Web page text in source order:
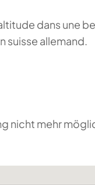
dans une
suisse allemand.
nicht mehr